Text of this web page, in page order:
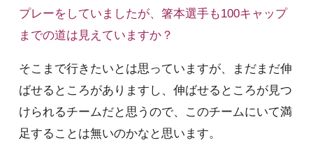
プレーをしていましたが、箸本選手も100キャップ
までの道は見えていますか？
そこまで行きたいとは思っていますが、まだまだ伸
ばせるところがありますし、伸ばせるところが見つ
けられるチームだと思うので、このチームにいて満
足することは無いのかなと思います。